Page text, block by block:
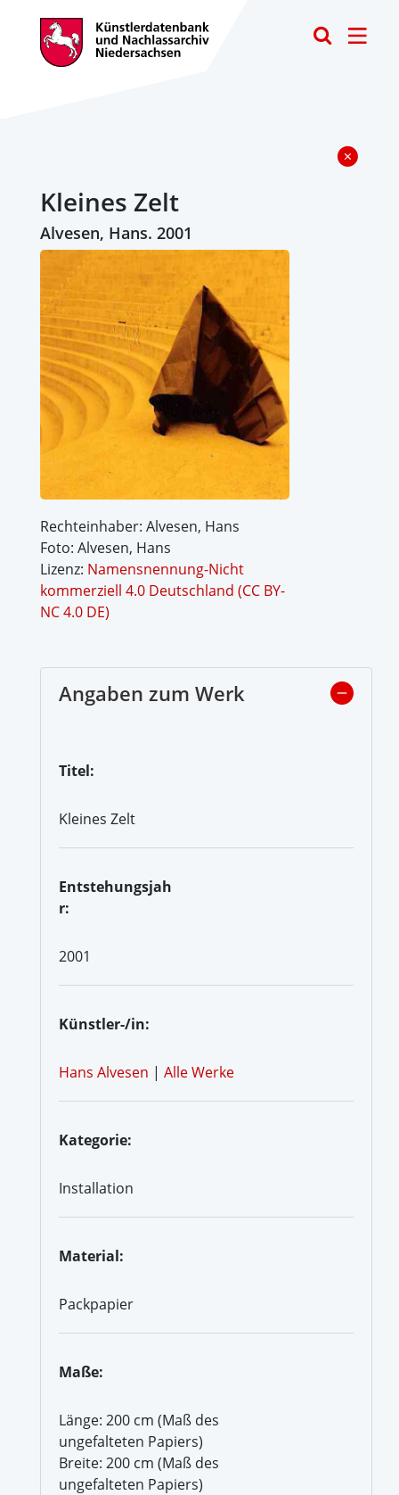
Kleines Zelt
Alvesen, Hans. 2001
Rechteinhaber: Alvesen, Hans
Foto: Alvesen, Hans
Lizenz: Namensnennung-Nicht
kommerziell 4.0 Deutschland (CC BY-
NC 4.0 DE)
Angaben zum Werk
Titel:
Kleines Zelt
Entstehungsjah
r:
2001
Künstler-/in:
Hans Alvesen | Alle Werke
Kategorie:
Installation
Material:
Packpapier
Maße:
Länge: 200 cm (Maß des
ungefalteten Papiers)
Breite: 200 cm (Maß des
ungefalteten Papiers)